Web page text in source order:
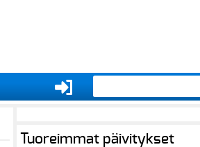
Tuoreimmat päivitykset